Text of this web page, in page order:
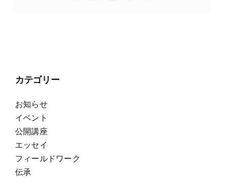
カテゴリー
お知らせ
イベント
公開講座
エッセイ
フィールドワーク
伝承